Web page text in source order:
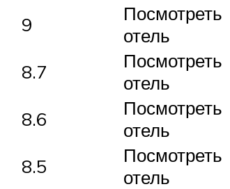
9
Посмотреть
отель
8.7
Посмотреть
отель
8.6
Посмотреть
отель
8.5
Посмотреть
отель